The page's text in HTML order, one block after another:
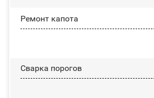
Ремонт капота
Сварка порогов